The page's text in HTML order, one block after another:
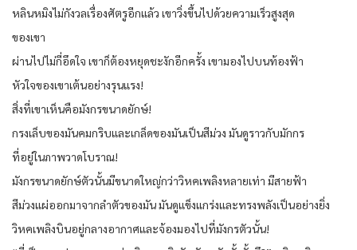
หลินหมิงไม่กังวลเรื่องศัตรูอีกแล้ว เขาวิ่งขึ้นไปด้วยความเร็วสูงสุด
ของเขา
ผ่านไปไม่กี่อึดใจ เขาก็ต้องหยุดชะงักอีกครั้ง เขามองไปบนท้องฟ้า
หัวใจของเขาเต้นอย่างรุนแรง!
สิ่งที่เขาเห็นคือมังกรขนาดยักษ์!
กรงเล็บของมันคมกริบและเกล็ดของมันเป็นสีม่วง มันดูราวกับมักกร
ที่อยู่ในภาพวาดโบราณ!
มังกรขนาดยักษ์ตัวนั้นมีขนาดใหญ่กว่าวิหคเพลิงหลายเท่า มีสายฟ้า
สีม่วงแผ่ออกมาจากลำตัวของมัน มันดูแข็งแกร่งและทรงพลังเป็นอย่างยิ่ง
วิหคเพลิงบินอยู่กลางอากาศและจ้องมองไปที่มังกรตัวนั้น!